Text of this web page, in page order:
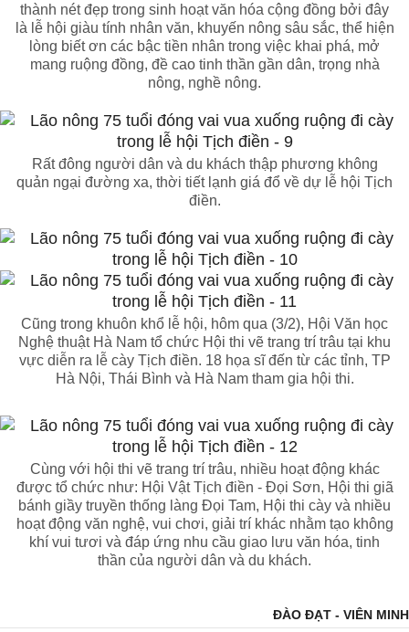
thành nét đẹp trong sinh hoạt văn hóa cộng đồng bởi đây
là lễ hội giàu tính nhân văn, khuyến nông sâu sắc, thể hiện
lòng biết ơn các bậc tiền nhân trong việc khai phá, mở
mang ruộng đồng, đề cao tinh thần gần dân, trọng nhà
nông, nghề nông.
Rất đông người dân và du khách thập phương không
quản ngại đường xa, thời tiết lạnh giá đổ về dự lễ hội Tịch
điền.
Cũng trong khuôn khổ lễ hội, hôm qua (3/2), Hội Văn học
Nghệ thuật Hà Nam tổ chức Hội thi vẽ trang trí trâu tại khu
vực diễn ra lễ cày Tịch điền. 18 họa sĩ đến từ các tỉnh, TP
Hà Nội, Thái Bình và Hà Nam tham gia hội thi.
Cùng với hội thi vẽ trang trí trâu, nhiều hoạt động khác
được tổ chức như: Hội Vật Tịch điền - Đọi Sơn, Hội thi giã
bánh giầy truyền thống làng Đọi Tam, Hội thi cày và nhiều
hoạt động văn nghệ, vui chơi, giải trí khác nhằm tạo không
khí vui tươi và đáp ứng nhu cầu giao lưu văn hóa, tinh
thần của người dân và du khách.
ĐÀO ĐẠT - VIÊN MINH